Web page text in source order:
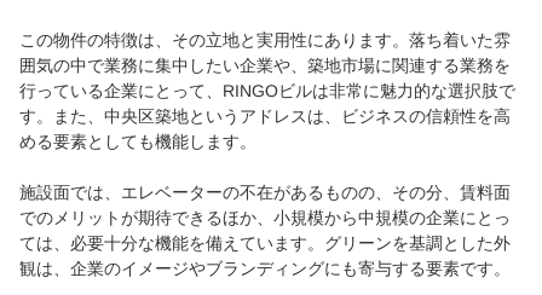
この物件の特徴は、その立地と実用性にあります。落ち着いた雰
囲気の中で業務に集中したい企業や、築地市場に関連する業務を
行っている企業にとって、RINGOビルは非常に魅力的な選択肢で
す。また、中央区築地というアドレスは、ビジネスの信頼性を高
める要素としても機能します。
施設面では、エレベーターの不在があるものの、その分、賃料面
でのメリットが期待できるほか、小規模から中規模の企業にとっ
ては、必要十分な機能を備えています。グリーンを基調とした外
観は、企業のイメージやブランディングにも寄与する要素です。